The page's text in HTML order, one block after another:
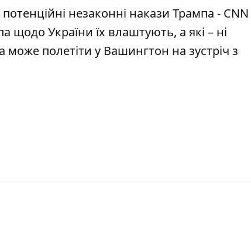
незаконні накази Трампа - CNN
щодо України їх влаштують, а які – ні
полетіти у Вашингтон на зустріч з